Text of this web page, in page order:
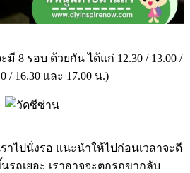
8 รอบ ด้วยกัน ได้แก่ 12.30 / 13.00 /
/ 16.30 และ 17.00 น.)
าไปนั่งรอ แนะนำให้ไปก่อนเวลาจะดี
ถเยอะ เราอาจจะตกรถขากลับ